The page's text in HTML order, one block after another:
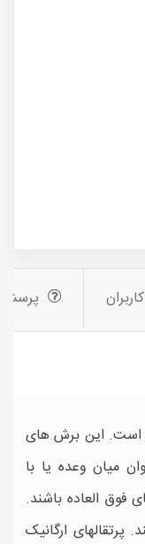
است. این برش های
میان وعده یا با
فوق العاده باشند.
پرتقالهای ارگانیک